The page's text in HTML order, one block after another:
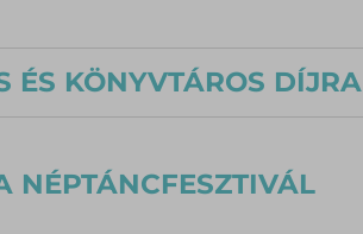
ÉS KÖNYVTÁROS DÍJRA
NÉPTÁNCFESZTIVÁL